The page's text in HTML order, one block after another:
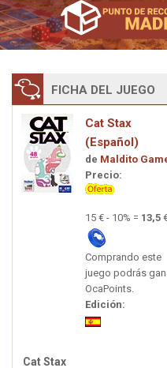
FICHA DEL JUEGO
Cat Stax
(Español)
de Maldito
Precio:
15 € - 10% = 13,5
Comprando este
juego podrás
OcaPoints.
Edición:
Cat Stax